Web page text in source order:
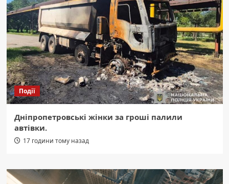
Події
Дніпропетровські жінки за гроші палили
автівки.
17 години тому назад